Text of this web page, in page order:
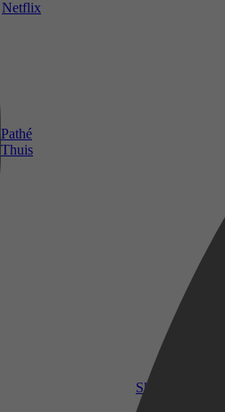
Netflix
Pathé
Thuis
SkyShowtime